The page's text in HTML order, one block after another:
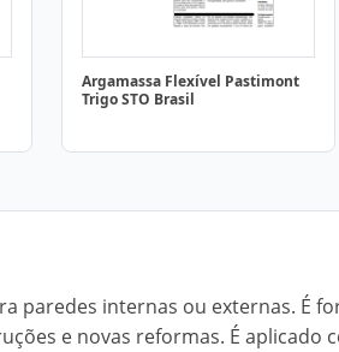
Argamassa Flexível Pastimont
Trigo STO Brasil
paredes internas ou externas. É
e novas reformas. É aplicado